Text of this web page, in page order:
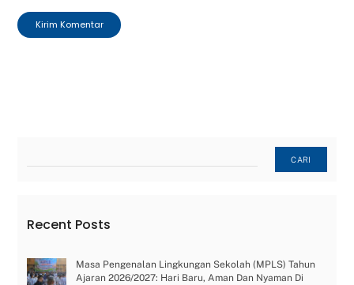
CARI
Recent Posts
Masa Pengenalan Lingkungan Sekolah (MPLS) Tahun
Ajaran 2026/2027: Hari Baru, Aman Dan Nyaman Di